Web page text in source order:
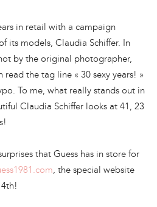
in retail with a campaign
its models, Claudia Schiffer. In
by the original photographer,
read the tag line « 30 sexy years! »
To me, what really stands out in
Claudia Schiffer looks at 41, 23
that Guess has in store for
, the special website